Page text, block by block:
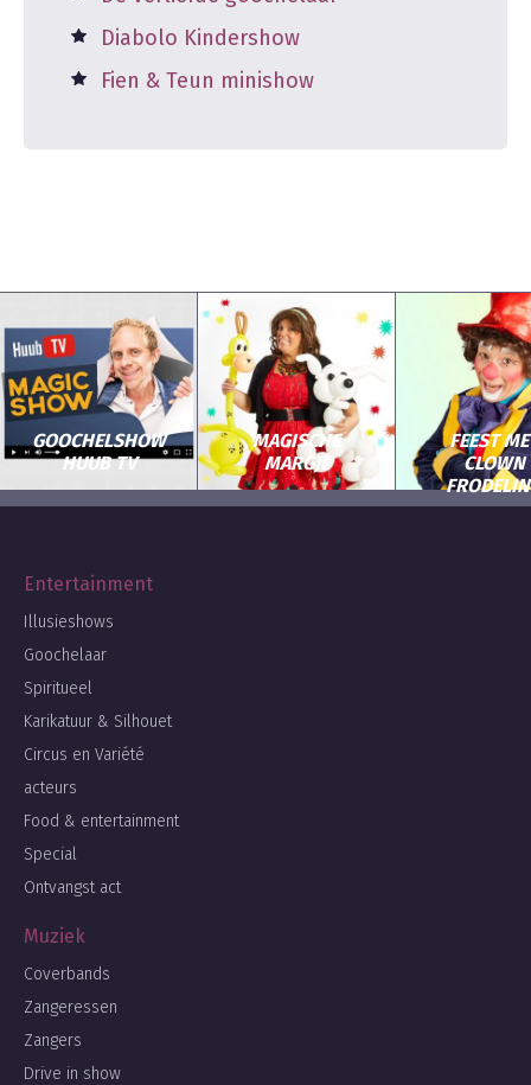
Diabolo Kindershow
Fien & Teun minishow
GOOCHELSHOW
HUUB TV
MAGISCHE
MARGJE
FEEST
CLOWN
Entertainment
Illusieshows
Goochelaar
Spiritueel
Karikatuur & Silhouet
Circus en Variété
acteurs
Food & entertainment
Special
Ontvangst act
Muziek
Coverbands
Zangeressen
Zangers
Drive in show